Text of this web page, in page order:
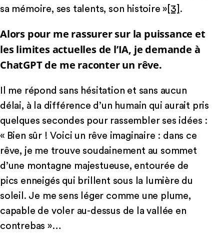
sa mémoire, ses talents, son histoire » [3] .
Alors pour me rassurer sur la puissance et
les limites actuelles de l’IA, je demande à
ChatGPT de me raconter un rêve.
Il me répond sans hésitation et sans aucun
délai, à la différence d’un humain qui aurait pris
quelques secondes pour rassembler ses idées :
« Bien sûr ! Voici un rêve imaginaire : dans ce
rêve, je me trouve soudainement au sommet
d’une montagne majestueuse, entourée de
pics enneigés qui brillent sous la lumière du
soleil. Je me sens léger comme une plume,
capable de voler au-dessus de la vallée en
contrebas »…